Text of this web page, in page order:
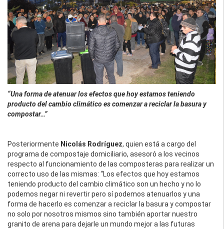
“Una forma de atenuar los efectos que hoy estamos teniendo
producto del cambio climático es comenzar a reciclar la basura y
compostar…”
Posteriormente Nicolás Rodríguez, quien está a cargo del
programa de compostaje domiciliario, asesoró a los vecinos
respecto al funcionamiento de las composteras para realizar un
correcto uso de las mismas: “Los efectos que hoy estamos
teniendo producto del cambio climático son un hecho y no lo
podemos negar ni revertir pero sí podemos atenuarlos y una
forma de hacerlo es comenzar a reciclar la basura y compostar
no solo por nosotros mismos sino también aportar nuestro
granito de arena para dejarle un mundo mejor a las futuras